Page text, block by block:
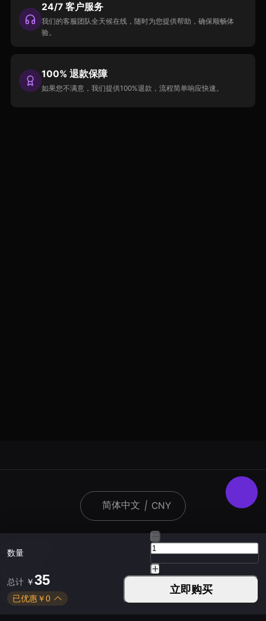
24/7 客户服务
我们的客服团队全天候在线，随时为您提供帮助，确保顺畅体
验。
100% 退款保障
如果您不满意，我们提供100%退款，流程简单响应快速。
数量
总计 ￥35
已优惠￥0
立即购买
简体中文 | CNY
关于KARDZ
常见问题
热门游戏